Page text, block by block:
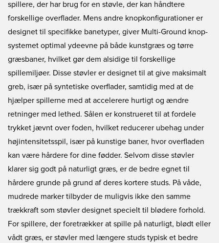
forskellige spilleforhold.
spillere, der har brug for en støvle, der kan håndtere
forskellige overflader. Mens andre knopkonfigurationer er
designet til specifikke banetyper, giver Multi-Ground knop-
systemet optimal ydeevne på både kunstgræs og tørre
græsbaner, hvilket gør dem alsidige til forskellige
spillemiljøer. Disse støvler er designet til at give maksimalt
greb, især på syntetiske overflader, samtidig med at de
hjælper spillerne med at accelerere hurtigt og ændre
retninger med lethed. Sålen er konstrueret til at fordele
trykket jævnt over foden, hvilket reducerer ubehag under
højintensitetsspil, især på kunstige baner, hvor overfladen
kan være hårdere for dine fødder. Selvom disse støvler
klarer sig godt på naturligt græs, er de bedre egnet til
hårdere grunde på grund af deres kortere studs. På våde,
mudrede marker tilbyder de muligvis ikke den samme
trækkraft som støvler designet specielt til blødere forhold.
For spillere, der foretrækker at spille på naturligt, blødt eller
vådt græs, er støvler med længere studs typisk et bedre